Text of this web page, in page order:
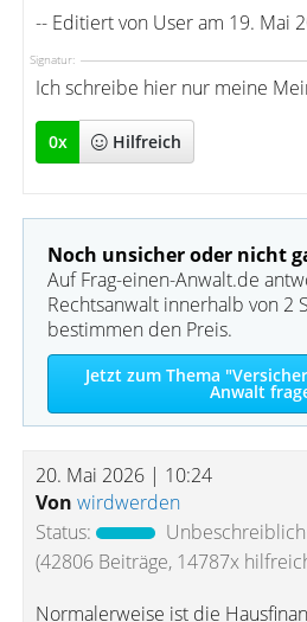
-- Editiert von User am 19. Mai
Signatur:
Ich schreibe hier nur meine
0x Hilfreich
Noch unsicher oder nicht
Auf Frag-einen-Anwalt.de
Rechtsanwalt innerhalb von 2
bestimmen den Preis.
Jetzt zum Thema
Anwalt
20. Mai 2026 | 10:24
Von wirdwerden
Status:
Unbeschreiblich
(42806 Beiträge, 14787x
Normalerweise ist die